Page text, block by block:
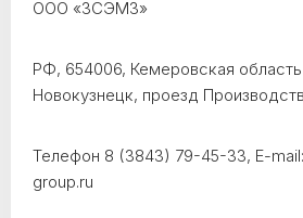
ООО «ЗСЭМЗ»
РФ, 654006, Кемеровская область
Новокузнецк, проезд
Телефон 8 (3843) 79-45-33, Е-
group.ru